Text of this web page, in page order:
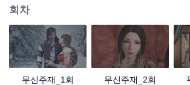
을 지키기 위해 진진은 의연하게 천하 다섯 나라를 지키
다시 한번 무도길을 밟았다.
회차
무신주재_1회 무신주재_2회